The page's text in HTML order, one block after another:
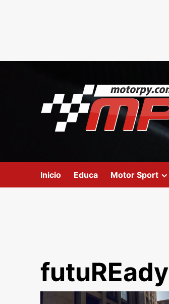
Inicio Educa Motor Sport
futuREady